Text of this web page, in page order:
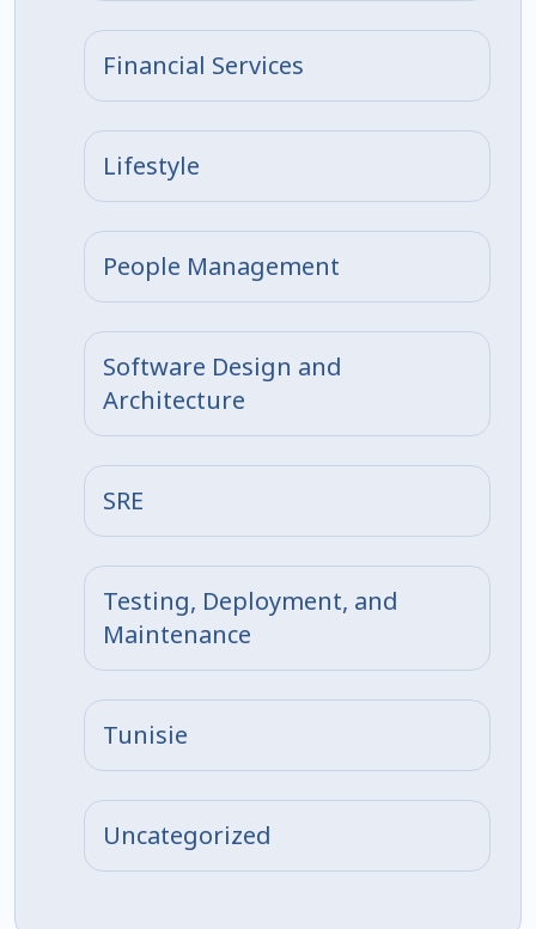
Financial Services
Lifestyle
People Management
Software Design and
Architecture
SRE
Testing, Deployment, and
Maintenance
Tunisie
Uncategorized